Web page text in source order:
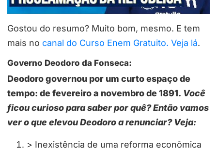
Gostou do resumo? Muito bom, mesmo. E tem
mais no canal do Curso Enem Gratuito. Veja lá.
Governo Deodoro da Fonseca:
Deodoro governou por um curto espaço de
tempo: de fevereiro a novembro de 1891. Você
ficou curioso para saber por quê? Então vamos
ver o que elevou Deodoro a renunciar? Veja:
> Inexistência de uma reforma econômica